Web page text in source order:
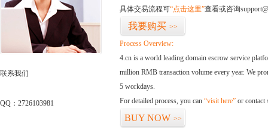
联系我们
QQ：2726103981
具体交易流程可“点击这里”查看或咨询
我要购买 >>
Process Overview:
4.cn is a world leading domain escrow service
million RMB transaction volume every year. We
5 workdays.
For detailed process, you can “visit here” or contact
BUY NOW >>